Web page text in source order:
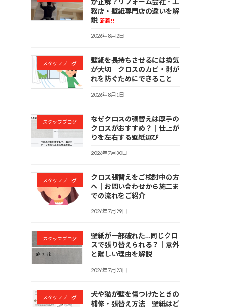
務店・壁紙専門店の違いを解
説 新着!!
2026年8月2日
スタッフブログ
壁紙を長持ちさせるには換気
が大切｜クロスのカビ・剥が
れを防ぐためにできること
2026年8月1日
スタッフブログ
なぜクロスの張替えは厚手の
クロスがおすすめ？｜仕上が
りを左右する壁紙選び
2026年7月30日
スタッフブログ
クロス張替えをご検討中の方
へ｜お問い合わせから施工ま
での流れをご紹介
2026年7月29日
スタッフブログ
壁紙が一部破れた…同じクロ
スで張り替えられる？｜意外
と難しい理由を解説
2026年7月23日
スタッフブログ
犬や猫が壁を傷つけたときの
補修・張替え方法｜壁紙はど